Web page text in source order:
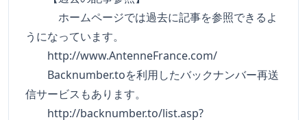
ホームページでは過去に記事を参照できるよ
うになっています。
http://www.AntenneFrance.com/
Backnumber.toを利用したバックナンバー再送
信サービスもあります。
http://backnumber.to/list.asp?